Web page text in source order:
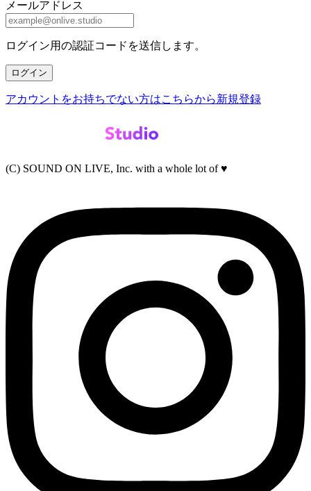
メールアドレス
ログイン用の認証コードを送信します。
ログイン
アカウントをお持ちでない方はこちらから新規登録
(C) SOUND ON LIVE, Inc. with a whole lot of ♥